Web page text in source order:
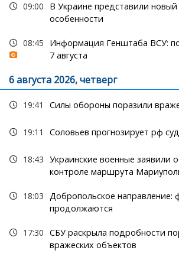
09:00
В Украине представили
особенности
08:45
Информация Генштаба ВСУ:
7 августа
6 августа 2026, четверг
19:41 Силы обороны поразили
19:11 Соловьев прогнозирует рф
18:43 Украинские военные заявили
контроле маршрута
18:03 Добропольское направление:
продолжаются
17:30 СБУ раскрыла подробности
вражеских объектов